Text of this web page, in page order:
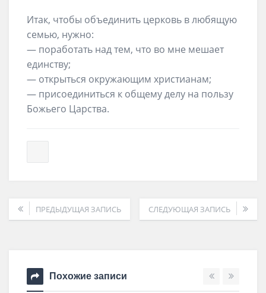
Итак, чтобы объединить церковь в любящую
семью, нужно:
— поработать над тем, что во мне мешает
единству;
— открыться окружающим христианам;
— присоединиться к общему делу на пользу
Божьего Царства.
ПРЕДЫДУЩАЯ ЗАПИСЬ СЛЕДУЮЩАЯ ЗАПИСЬ
Похожие записи